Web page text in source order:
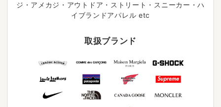
ジ・アメカジ・アウトドア・ストリート・スニーカー・ハ
イブランドアパレル etc
取扱ブランド